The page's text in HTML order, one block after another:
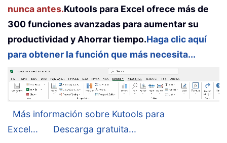
nunca antes.Kutools para Excel ofrece más de
300 funciones avanzadas para aumentar su
productividad y Ahorrar tiempo.Haga clic aquí
para obtener la función que más necesita...
Más información sobre Kutools para
Excel...
Descarga gratuita...